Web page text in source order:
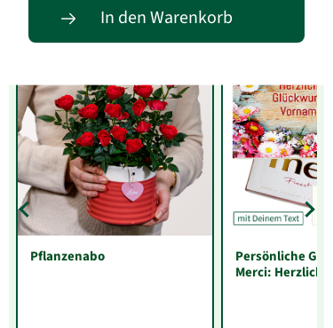
In den Warenkorb
Entdecke passende Alternativen
Pflanzenabo
Persönliche
Merci: Herzlichen